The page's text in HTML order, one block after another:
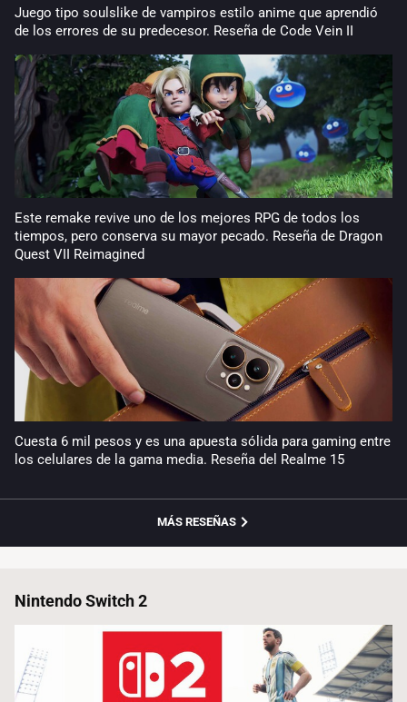
Juego tipo soulslike de vampiros estilo anime que aprendió
de los errores de su predecesor. Reseña de Code Vein II
Este remake revive uno de los mejores RPG de todos los
tiempos, pero conserva su mayor pecado. Reseña de Dragon
Quest VII Reimagined
Cuesta 6 mil pesos y es una apuesta sólida para gaming entre
los celulares de la gama media. Reseña del Realme 15
MÁS RESEÑAS
Nintendo Switch 2